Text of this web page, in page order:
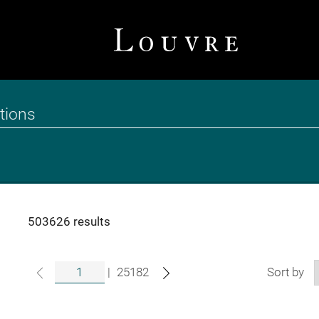
503626 results
| 25182 Sort by